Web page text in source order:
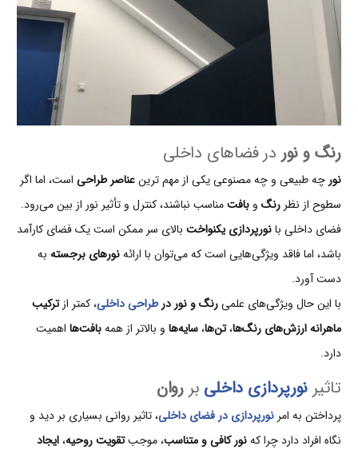
رنگ و نور در فضاهای داخلی
نور چه طبیعی و چه مصنوعی یکی از مهم ترینعناصر طراحی است، اما اگر
سطوح از نظر رنگ و بافتمناسب نباشند، کنترل و تأثیر نور از بین می‌رود.
فضای داخلی بانورپردازی یکنواخت بالای سر ممکن است یک فضای کارآمد
باشد، اما فاقد ویژگی‌هایی است که می‌توان با ارائهنورهای برجسته به
دست آورد.
با این حال ویژگی‌های علمیرنگ و نور درطراحی داخلی، کمتر ازترکیب
ماهرانه ارزش‌های رنگ‌ها،تن‌ها،سایه‌ها و بالاتر از همهبافت‌ها اهمیت
دارد.
تاثیر نورپردازی داخلی برروان
پرداختن به امر نورپردازی در فضای داخلی، تاثیر روانی بسیاری بر دید و
نگاه افراد دارد چرا کهنور کافی و متناسب، موجبتقویت روحیه،ایجاد